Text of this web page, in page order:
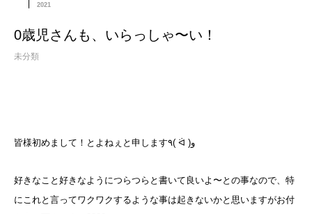
2021
0歳児さんも、いらっしゃ〜い！
未分類
皆様初めまして！とよねぇと申します٩( ᐛ )و
好きなこと好きなようにつらつらと書いて良いよ〜との事なので、特
にこれと言ってワクワクするような事は起きないかと思いますがお付